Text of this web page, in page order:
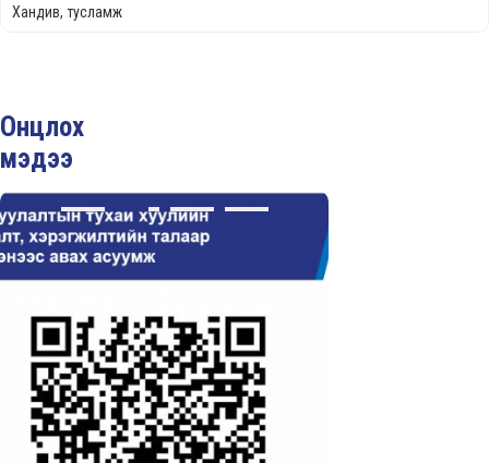
Хандив, тусламж
Онцлох
мэдээ